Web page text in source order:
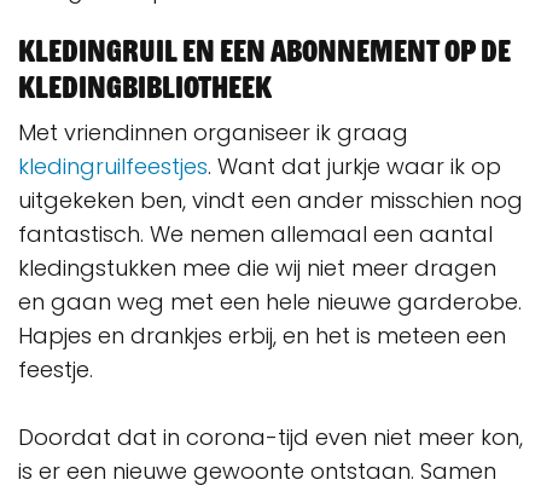
Kledingruil en een abonnement op de
kledingbibliotheek
Met vriendinnen organiseer ik graag
kledingruilfeestjes. Want dat jurkje waar ik op
uitgekeken ben, vindt een ander misschien nog
fantastisch. We nemen allemaal een aantal
kledingstukken mee die wij niet meer dragen
en gaan weg met een hele nieuwe garderobe.
Hapjes en drankjes erbij, en het is meteen een
feestje.
Doordat dat in corona-tijd even niet meer kon,
is er een nieuwe gewoonte ontstaan. Samen